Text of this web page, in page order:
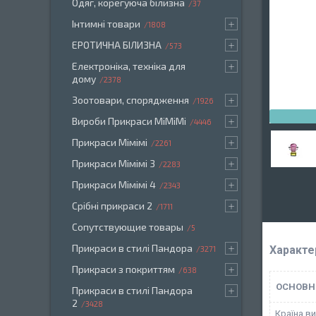
Країна
Одяг, корегуюча білизна 37
Інтимні товари 1808
ЕРОТИЧНА БІЛИЗНА 573
Електроніка, техніка для
дому
2378
Зоотовари, спорядження 1926
Вироби Прикраси МіМіМі 4446
Прикраси Мімімі 2261
Прикраси Мімімі 3 2283
Прикраси Мімімі 4 2343
Срібні прикраси 2 1711
Сопутствующие товары 5
Прикраси в стилі Пандора 3271
Прикраси з покриттям 638
Прикраси в стилі Пандора
2
3428